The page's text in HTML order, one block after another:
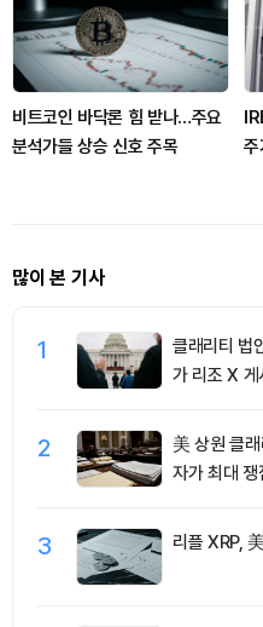
비트코인 바닥론 힘 받나…주요
분석가들 상승 신호 주목
많이 본 기사
1
클래리티 법
가 리조 X 게
2
美 상원 클
자가 최대 쟁
3 리플 XRP,